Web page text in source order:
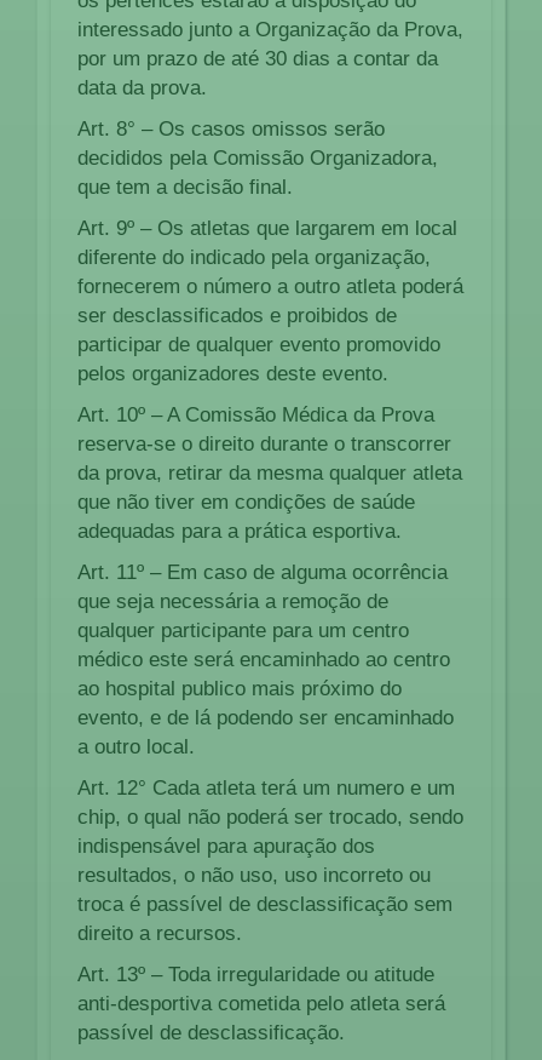
interessado junto a Organização da Prova,
por um prazo de até 30 dias a contar da
data da prova.
Art. 8° – Os casos omissos serão
decididos pela Comissão Organizadora,
que tem a decisão final.
Art. 9º – Os atletas que largarem em local
diferente do indicado pela organização,
fornecerem o número a outro atleta poderá
ser desclassificados e proibidos de
participar de qualquer evento promovido
pelos organizadores deste evento.
Art. 10º – A Comissão Médica da Prova
reserva-se o direito durante o transcorrer
da prova, retirar da mesma qualquer atleta
que não tiver em condições de saúde
adequadas para a prática esportiva.
Art. 11º – Em caso de alguma ocorrência
que seja necessária a remoção de
qualquer participante para um centro
médico este será encaminhado ao centro
ao hospital publico mais próximo do
evento, e de lá podendo ser encaminhado
a outro local.
Art. 12° Cada atleta terá um numero e um
chip, o qual não poderá ser trocado, sendo
indispensável para apuração dos
resultados, o não uso, uso incorreto ou
troca é passível de desclassificação sem
direito a recursos.
Art. 13º – Toda irregularidade ou atitude
anti-desportiva cometida pelo atleta será
passível de desclassificação.